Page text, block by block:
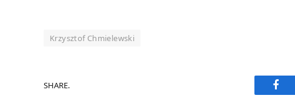
Krzysztof Chmielewski
SHARE.